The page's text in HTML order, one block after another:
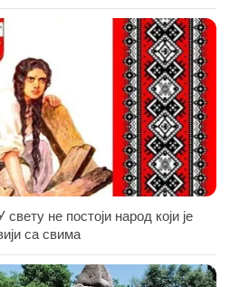
не постоји народ који је
са свима